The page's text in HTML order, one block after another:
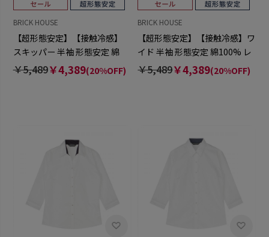
BRICK HOUSE
【超形態安定】【接触冷感】
スキッパー 半袖 形態安定 綿
100% レディースシャツ
￥5,489￥4,389(20%OFF)
BRICK HOUSE
【超形態安定】【接触冷感】ワ
イド 半袖 形態安定 綿100% レ
ディースシャツ
￥5,489￥4,389(20%OFF)